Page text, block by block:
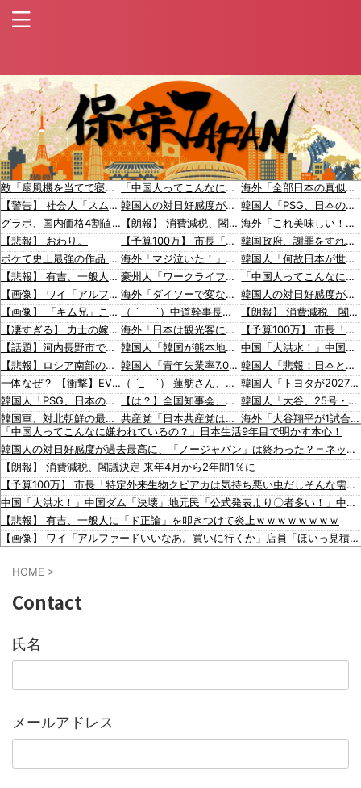
敵「扇風機を当てて寝るとヤバいぞ！」 ワイ「大丈夫やろｗｗｗ」扇風機ポチー
【警告】 社会人「スムージーにキウイ皮ごと入れよ。これ美容にいいんだよね〜」→ 結果…
グラボ、国内価格4割値上げかｗｗｗｗｗｗｗｗｗｗｗｗｗｗｗｗ
【悲報】 おわり。
ボケて史上最強の作品 【画像】ボケて史上最強の作品、ついに決まるｗｗｗｗｗｗｗｗ
【悲報】 有吉、一般人に「ド正論」を叩きつけて炎上ｗｗｗｗｗｗｗｗ
【画像】 ワイ「アルファードいいなあ。買いに行くか」店員「ほいっ見積もりな！」ワイ「金額おかしくね？」←お前らもそう思うよな？？？？？
【画像】 「キム兄」こと芸人・木村祐一さん（63歳）、最新の松本人志さんとのツーショットが完全に別人だとネット騒然！ 「マジで誰かわからん」...
【凄すぎる】 力士の嫁に美人が多い理由→「これ」だったｗｗｗｗｗｗｗ
【話題】河内長野市で警官が包丁男に発砲したシーンのモザ無し映像が公開される。
【悲報】ロシア南部のリゾート地にドローン攻撃
一体なぜ？ 【衝撃】EVが充電中に突然爆発炎上！ 中国ネット「こういう場合って全額補償されるの？」
韓国人「PSG、日本の鈴木彩艶に約60億円で正式オファー・・・」→「あいつがそれほどなのか（ﾌﾞﾙﾌﾞﾙ）」「レギュラーとして出れるとは思わないけど、それでもやっぱり羨ましいね」
韓国軍、対北朝鮮の最前線で重機関銃から実弾を撤去、米韓合同演習では米軍の無人機を「北朝鮮の侵入だ！」と迎撃一歩手前まで……ゆるんでるなぁ
【移民政策反対】イオンの売り場で唐揚げを食う中国人の子供
【動画】メキシコのインフルエンサー、ライブ配信中に襲撃されて〇亡。
【炎上】藤沢市「モスク建設と土葬も許可します」→3万人の反対署名も却下
【動画】仲間に花火を水平撃ちしようとして障害を負ったかもしれない事故。
【知ってた？】カナダ発ウェアブランド、lululemonが日本でオープン→店名は日本差別からできた？
イスラム指導者が授業!? 憲法違反だと批判〇到【さくらの解説】
91歳女性の遺体を遺棄したベトナム国籍の男が逮捕されました #移民 #外国人
「中国人ってこんなに嫌われているの？」日本生活9年目で明かす本心！
韓国人の対日好感度が過去最高に、「ノージャパン」は終わった？＝ネット「中国より100倍いい」
【朗報】 消費減税、閣議決定 来年4月から2年間1％に
【予算100万】 市長「特定外来生物クビアカは気持ち悪い虫だしそんな需要ないと思う」1匹300円相当の報奨金→初日に42万取られ焦り
海外「マジ泣いた！」実話を描いた日本の最新アニメの完成度に海外が超感動
豪州人「ワークライフバランスの悪い日本から帰ってきたら、今度は仕事が全然ない件」
海外「ダイソーで変な形の商品を見つけたんだけど一体何なの？」
（ ´_ゝ`）中道幹事長、食料品消費税2年間1%の閣議決定を批判 → 記者「中道改革連合は食料品消費税ゼロを公約に掲げていたが？」→ 階猛氏「
海外「日本は観光客にお金を落とさせてすぐに帰ってもらいたいだけ」←「それ普通じゃね？」渋谷の外国人観光客急増を巡る投稿に議論が白熱【海外の反応】
韓国人「韓国が熊本地震で飲料水1万本送ったら日本人は韓国産の水は〇〇だと言いました」
韓国人「青年失業率7.0%の韓国で日本が韓国人の海外就業先国家で1位に！」→「日本の手厚い新卒向けシステムが魅力に‥」
（ ´_ゝ`） 蓮舫さん、ｘに投稿された被災地視察の高市首相の写真を猛批判「掲載するのを止める人は誰もいなかったのか」「あまりにも愕然としています」
【は？】全国知事会、政府などに「多文化共生社会実現に向けた提言」を提出 「国は在留外国人を労働者と見ているが、日本人と同じ生活者」
共産党「日本共産党は中抜きしません！安心して災害救援募金をしてください！」「お金に清潔な日本共産党だからこそ信頼できる！」
赤十字、モロッコへの不法移民（約2,000人）にパン、牛乳、ビスケット、ツナ缶など大規模な物資配布
韓国人「海外が想像する韓国人キャラクターのイメージがこちら・・・」
「猫が車を凝視してると思ったら、自分に見とれていた…」（動画）
16歳の清水空跳が100m10秒00を記録して桐生祥秀の高校記録を更新、海外陸上競技ファンも大衝撃（海外の反応）
海外「全部日本の真似だったのか…」 日本の普通のテレビ番組が最新SNSの数十年先を行っていたと話題に
韓国人「PSG、日本の鈴木彩艶に約60億円で正式オファー・・・」→「あいつがそれほどなのか（ブルブル）」「レギュラーとして出れるとは思わないけど、それでもやっぱり羨ましいね」
海外「これ美味しい！」米国で一番人気のおフランス製「日本のパン」に海外が大騒ぎ
韓国政府、謝罪をすれば賠償を放棄する案を日本側に提示するも拒否される＝韓国の反応
韓国人「何故日本が世界を魅了し続け観光大国になったのか？その理由がこちら‥」→「文化的なソフトパワーが凄い」
「中国人ってこんなに嫌われているの？」日本生活9年目で明かす本心！
韓国人の対日好感度が過去最高に、「ノージャパン」は終わった？＝ネット「中国より100倍いい」
【朗報】 消費減税、閣議決定 来年4月から2年間1％に
【予算100万】 市長「特定外来生物クビアカは気持ち悪い虫だしそんな需要ないと思う」1匹300円相当の報奨金→初日に42万取られ焦り
中国「大洪水！」中国ダム「決壊」地元民「公式発表より〇者多い！」中国政府「住民拘束！（安否不明」中国当局「救助隊動画も削除」台風13号「三峡ダム接近中」→
韓国人「悲報：日本と韓国の立場が完全に逆転してしまった模様…」→「日本を笑って見てたのに…（ﾌﾞﾙﾌﾞﾙ」＝韓国の反応
韓国人「トヨタが2027年に次世代ハイブリッドバッテリーを導入へ！最大1000kmの航続距離や超高速充電を目指す」
韓国人「大谷、25号・26号マルチホームランの大活躍！」→「日本人打者はあんなに活躍してるのに…（ﾌﾞﾙﾌﾞﾙ」＝韓国の反応
海外「大谷翔平が1試合2発！完全に人間離れしているんだが…」
韓国人「日本で創業100年を迎えたパンケーキ屋のクオリティをご覧ください…」→「日本人が好きそう…（ﾌﾞﾙﾌﾞﾙ」＝韓国の反応
韓国人「日本の女子高生のセーラー服と外国人観光客の関係性」
韓国人「広告塔としても活躍…」大谷翔平が『日立建機』ブランドアンバサダーに就任、来年4月に社名変更で国内外へ発信へ
「中国人ってこんなに嫌われているの？」日本生活9年目で明かす本心！
韓国人の対日好感度が過去最高に、「ノージャパン」は終わった？＝ネット「中国より100倍いい」
【朗報】 消費減税、閣議決定 来年4月から2年間1％に
【予算100万】 市長「特定外来生物クビアカは気持ち悪い虫だしそんな需要ないと思う」1匹300円相当の報奨金→初日に42万取られ焦り
中国「大洪水！」中国ダム「決壊」地元民「公式発表より〇者多い！」中国政府「住民拘束！（安否不明」中国当局「救助隊動画も削除」台風13号「三峡ダム接近中」→
【悲報】 有吉、一般人に「ド正論」を叩きつけて炎上ｗｗｗｗｗｗｗｗ
【画像】 ワイ「アルファードいいなあ。買いに行くか」店員「ほいっ見積もりな！」ワイ「金額おかしくね？」←お前らもそう思うよな？？？？？
【凄すぎる】 力士の嫁に美人が多い理由→「これ」だったｗｗｗｗｗｗｗ
韓国人「悲報：日本と韓国の立場が完全に逆転してしまった模様…」→「日本を笑って見てたのに…（ﾌﾞﾙﾌﾞﾙ」＝韓国の反応
韓国人「韓国版モヤさまが面白い！息子さんですか？えええええっ？？？」
HOME >
Contact
氏名
メールアドレス